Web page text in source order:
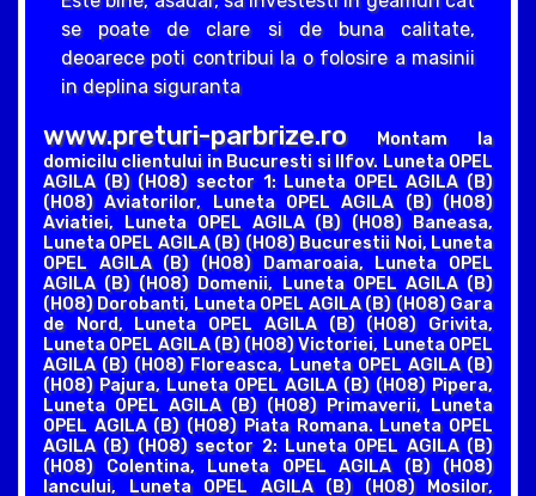
se poate de clare si de buna calitate,
deoarece poti contribui la o folosire a masinii
in deplina siguranta
www.preturi-parbrize.roMontam la
domicilu clientului in Bucuresti si Ilfov. Luneta OPEL
AGILA (B) (H08) sector 1: Luneta OPEL AGILA (B)
(H08) Aviatorilor, Luneta OPEL AGILA (B) (H08)
Aviatiei, Luneta OPEL AGILA (B) (H08) Baneasa,
Luneta OPEL AGILA (B) (H08) Bucurestii Noi, Luneta
OPEL AGILA (B) (H08) Damaroaia, Luneta OPEL
AGILA (B) (H08) Domenii, Luneta OPEL AGILA (B)
(H08) Dorobanti, Luneta OPEL AGILA (B) (H08) Gara
de Nord, Luneta OPEL AGILA (B) (H08) Grivita,
Luneta OPEL AGILA (B) (H08) Victoriei, Luneta OPEL
AGILA (B) (H08) Floreasca, Luneta OPEL AGILA (B)
(H08) Pajura, Luneta OPEL AGILA (B) (H08) Pipera,
Luneta OPEL AGILA (B) (H08) Primaverii, Luneta
OPEL AGILA (B) (H08) Piata Romana. Luneta OPEL
AGILA (B) (H08) sector 2: Luneta OPEL AGILA (B)
(H08) Colentina, Luneta OPEL AGILA (B) (H08)
Iancului, Luneta OPEL AGILA (B) (H08) Mosilor,